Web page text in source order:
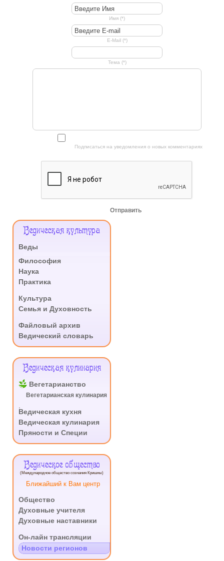
Имя (*)
E-Mail (*)
Тема (*)
Подписаться на уведомления о новых комментариях
Отправить
Меню
Ведическая культура
Веды
Философия
Наука
Практика
Культура
Семья и Духовность
Файловый архив
Ведический словарь
Ведическая кулинария
Вегетарианство
Вегетарианская кулинария
Ведическая кухня
Ведическая кулинария
Пряности и Специи
Ведическое общество
(Международное общество сознания Кришны)
Ближайший к Вам центр
Общество
Духовные учителя
Духовные наставники
Он-лайн трансляции
Новости регионов